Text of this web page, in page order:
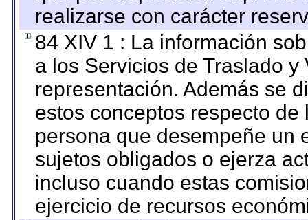
realizarse con carácter
84 XIV 1 : La información
a los Servicios de Traslado
representación. Además se
estos conceptos respecto
persona que desempeñe un
sujetos obligados o ejerza
incluso cuando estas
ejercicio de recursos